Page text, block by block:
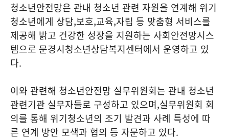
청소년안전망은 관내 청소년 관련 자원을 연계해 위기
청소년에게 상담,보호,교육,자립 등 맞춤형 서비스를
제공해 밝고 건강한 성장을 지원하는 사회안전망시스
템으로 문경시청소년상담복지센터에서 운영하고 있
다.
이와 관련해 청소년안전망 실무위원회는 관내 청소년
관련기관 실무자들로 구성하고 있으며,실무위원회 회
의를 통해 위기청소년의 조기 발견과 사례 특성에 따
른 연계 방안 모색과 협의 등 자문하고 있다.